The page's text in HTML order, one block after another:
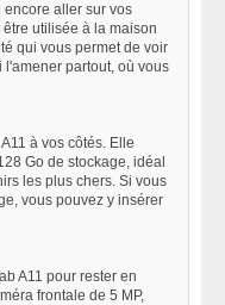
aller sur vos
utilisée à la maison
qui vous permet de voir
partout, où vous
à vos côtés. Elle
Go de stockage, idéal
les plus chers. Si vous
vous pouvez y insérer
A11 pour rester en
frontale de 5 MP,